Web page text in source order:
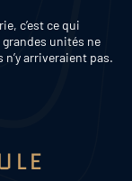
c’est ce qui
unités ne
n’y arriveraient pas.